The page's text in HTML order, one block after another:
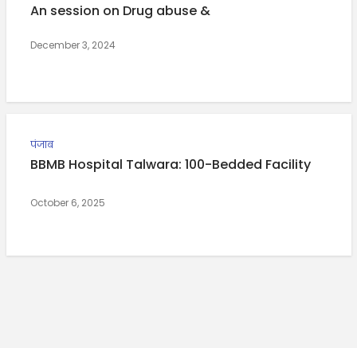
An session on Drug abuse &
December 3, 2024
पंजाब
BBMB Hospital Talwara: 100-Bedded Facility
October 6, 2025